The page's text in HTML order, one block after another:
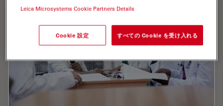
Leica Microsystems Cookie Partners Details
Cookie 設定 すべての Cookie を受け入れる